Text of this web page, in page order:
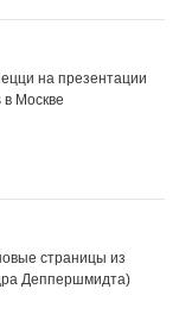
на презентации
Москве
страницы из
Деппершмидта)